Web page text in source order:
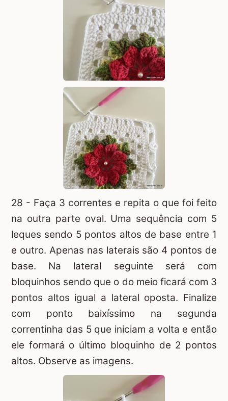
28 - Faça 3 correntes e repita o que foi feito
na outra parte oval. Uma sequência com 5
leques sendo 5 pontos altos de base entre 1
e outro. Apenas nas laterais são 4 pontos de
base. Na lateral seguinte será com
bloquinhos sendo que o do meio ficará com 3
pontos altos igual a lateral oposta. Finalize
com ponto baixíssimo na segunda
correntinha das 5 que iniciam a volta e então
ele formará o último bloquinho de 2 pontos
altos. Observe as imagens.